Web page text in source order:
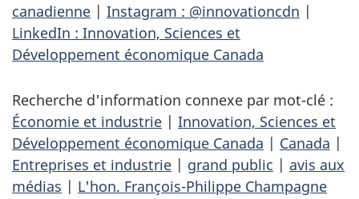
canadienne | Instagram : @innovationcdn |
LinkedIn : Innovation, Sciences et
Développement économique Canada
Recherche d'information connexe par mot-clé :
Économie et industrie | Innovation, Sciences et
Développement économique Canada | Canada |
Entreprises et industrie | grand public | avis aux
médias | L'hon. François-Philippe Champagne